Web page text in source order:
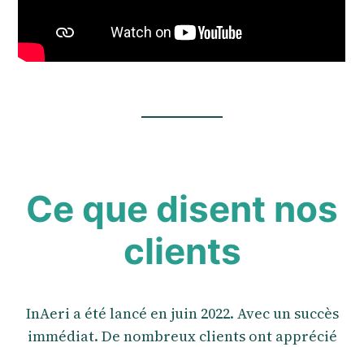
Ce que disent nos
clients
InAeri a été lancé en juin 2022. Avec un succès
immédiat. De nombreux clients ont apprécié